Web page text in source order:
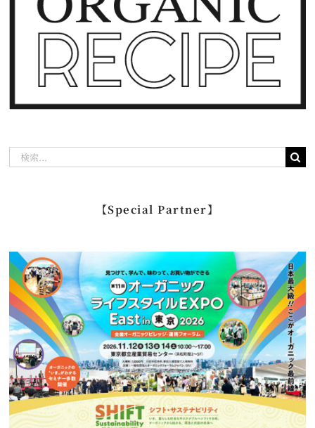
【Special Partner】